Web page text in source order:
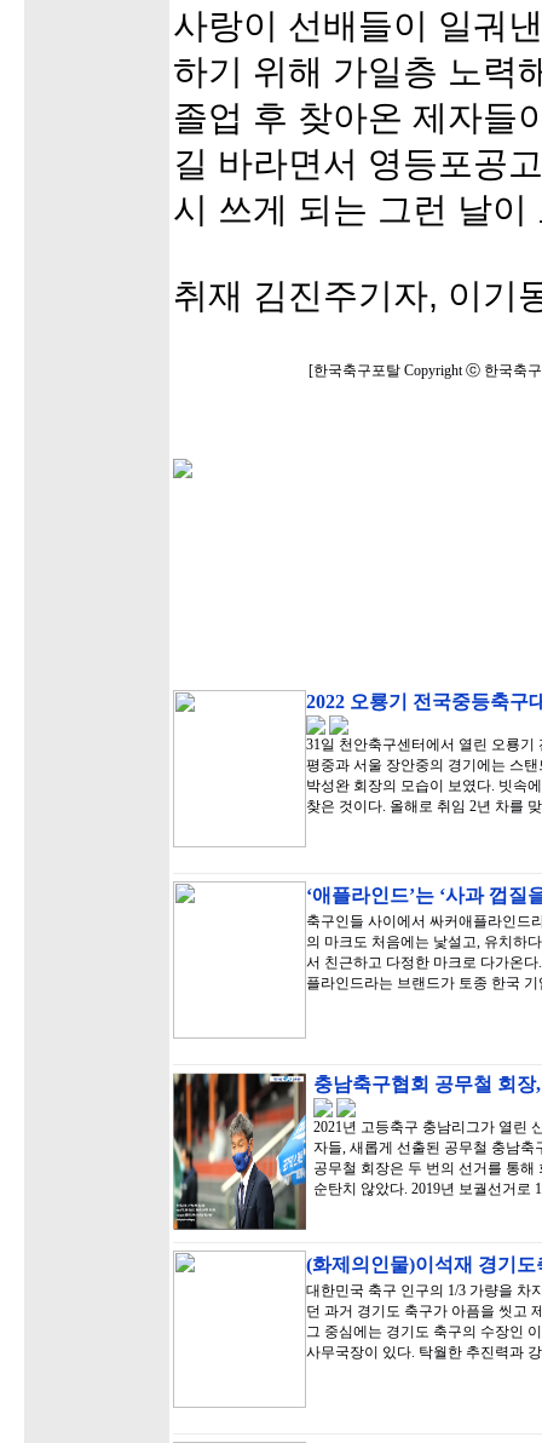
사랑이 선배들이 일궈
하기 위해 가일층 노력
졸업 후 찾아온 제자들
길 바라면서 영등포공
시 쓰게 되는 그런 날이
취재 김진주기자, 이기
[한국축구포탈 Copyright ⓒ 한국축
2022 오룡기 전국중등축
31일 천안축구센터에서 열린 오룡
평중과 서울 장안중의 경기에는 스
박성완 회장의 모습이 보였다. 빗속
찾은 것이다. 올해로 취임 2년 차를
‘애플라인드’는 ‘사과 껍질
축구인들 사이에서 싸커애플라인드
의 마크도 처음에는 낯설고, 유치하
서 친근하고 다정한 마크로 다가온
플라인드라는 브랜드가 토종 한국
충남축구협회 공무철 회
2021년 고등축구 충남리그가 열린
자들, 새롭게 선출된 공무철 충남
공무철 회장은 두 번의 선거를 통
순탄치 않았다. 2019년 보궐선거로
(화제의인물)이석재 경기
대한민국 축구 인구의 1/3 가량을 차
던 과거 경기도 축구가 아픔을 씻고
그 중심에는 경기도 축구의 수장인
사무국장이 있다. 탁월한 추진력과